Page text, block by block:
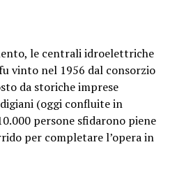
le centrali idroelettriche
vinto nel 1956 dal consorzio
da storiche imprese
(oggi confluite in
persone sfidarono piene
per completare l’opera in